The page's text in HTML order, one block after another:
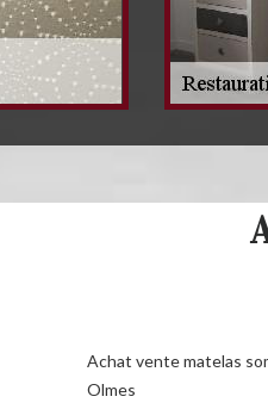
Achat vente matelas
Olmes